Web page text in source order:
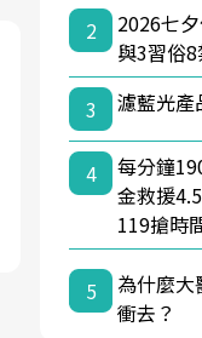
2
2026七
與3習俗
3
濾藍光
4
每分鐘
金救援
119搶時
5
為什麼大
衝去？